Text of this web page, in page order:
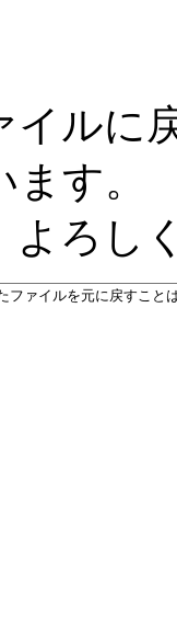
イルに
す。
よろし